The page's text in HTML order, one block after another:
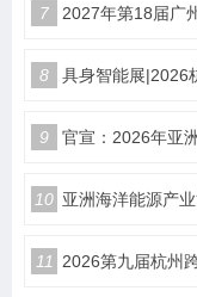
7 2027年第18届广
8 具身智能展|2026
9 官宣：2026年亚
10 亚洲海洋能源产
11 2026第九届杭州